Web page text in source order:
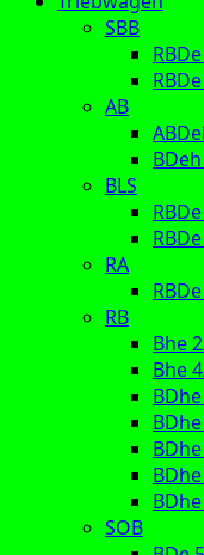
SBB
AB
BLS
RA
RB
Bhe
Bhe
SOB